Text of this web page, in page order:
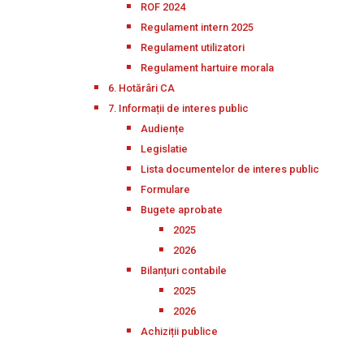
ROF 2024
Regulament intern 2025
Regulament utilizatori
Regulament hartuire morala
6. Hotărâri CA
7. Informații de interes public
Audiențe
Legislatie
Lista documentelor de interes public
Formulare
Bugete aprobate
2025
2026
Bilanțuri contabile
2025
2026
Achiziții publice